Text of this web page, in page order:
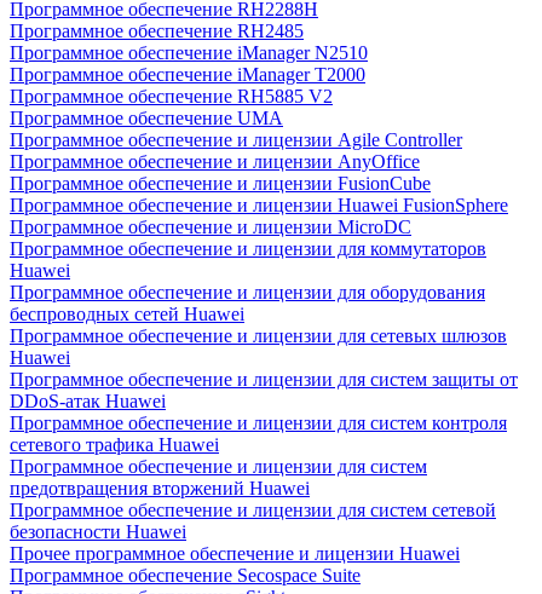
Программное обеспечение RH2288H
Программное обеспечение RH2485
Программное обеспечение iManager N2510
Программное обеспечение iManager T2000
Программное обеспечение RH5885 V2
Программное обеспечение UMA
Программное обеспечение и лицензии Agile Controller
Программное обеспечение и лицензии AnyOffice
Программное обеспечение и лицензии FusionCube
Программное обеспечение и лицензии Huawei FusionSphere
Программное обеспечение и лицензии MicroDC
Программное обеспечение и лицензии для коммутаторов
Huawei
Программное обеспечение и лицензии для оборудования
беспроводных сетей Huawei
Программное обеспечение и лицензии для сетевых шлюзов
Huawei
Программное обеспечение и лицензии для систем защиты от
DDoS-атак Huawei
Программное обеспечение и лицензии для систем контроля
сетевого трафика Huawei
Программное обеспечение и лицензии для систем
предотвращения вторжений Huawei
Программное обеспечение и лицензии для систем сетевой
безопасности Huawei
Прочее программное обеспечение и лицензии Huawei
Программное обеспечение Secospace Suite